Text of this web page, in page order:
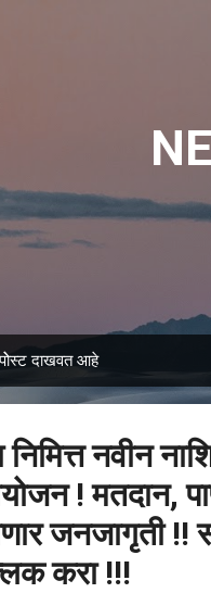
दाखवत आहे
निमित्त नवीन
! मतदान,
जनजागृती !!
करा !!!